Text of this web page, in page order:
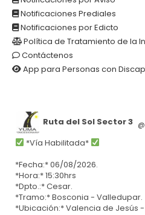
Notificaciones Prediales
Notificaciones por Edicto
Política de Tratamiento de la
Contáctenos
App para Personas con
Ruta del Sol Sector 3
*Vía Habilitada*
*Fecha:* 06/08/2026.
*Hora:* 15:30hrs
*Dpto.:* Cesar.
*Tramo:* Bosconia - Valledupar.
*Ubicación:* Valencia de Jesús -